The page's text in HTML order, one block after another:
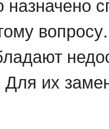
их